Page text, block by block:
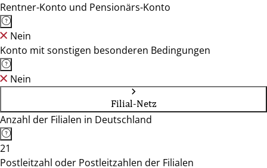
Rentner-Konto und Pensionärs-Konto
Nein
Konto mit sonstigen besonderen Bedingungen
Nein
Filial-Netz
Anzahl der Filialen in Deutschland
21
Postleitzahl oder Postleitzahlen der Filialen